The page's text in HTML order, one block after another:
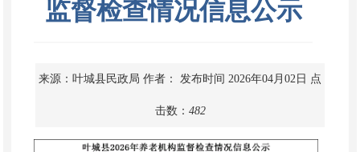
监督检查情况信息公示
来源：叶城县民政局 作者： 发布时间 2026年04月02日 点
击数： 482